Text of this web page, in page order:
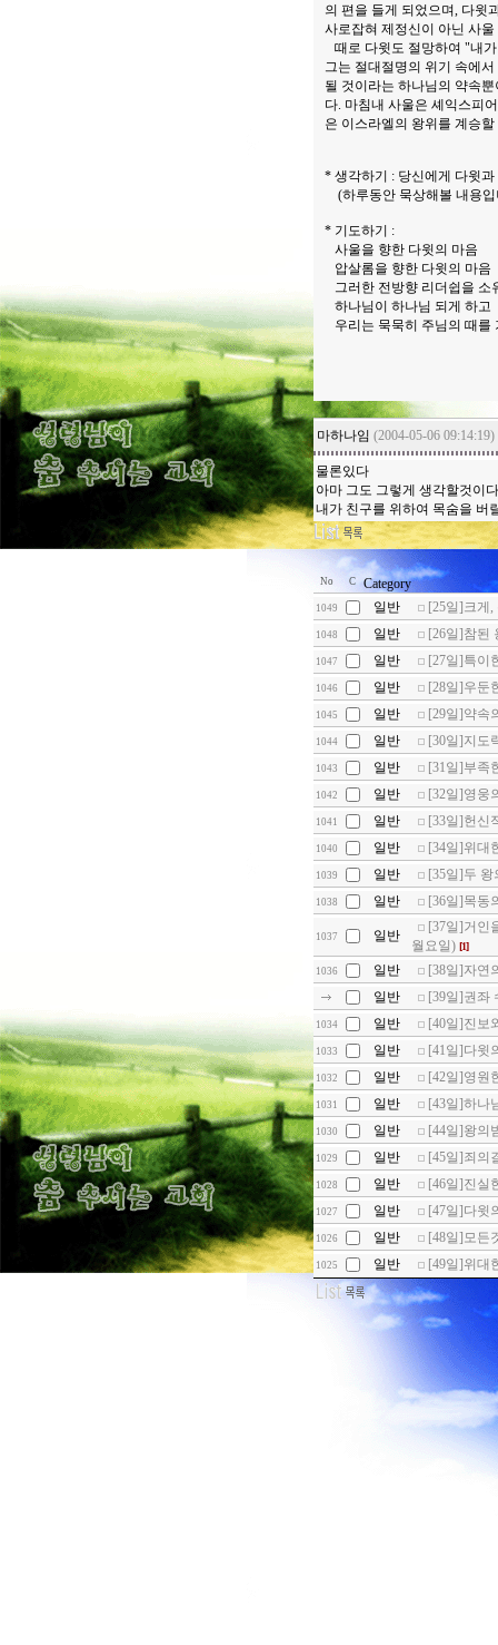
의 편을 들게 되었으며, 다윗
사로잡혀 제정신이 아닌 사
때로 다윗도 절망하여 "내
그는 절대절명의 위기 속에
될 것이라는 하나님의 약속
다. 마침내 사울은 셰익스피
은 이스라엘의 왕위를 계승
* 생각하기 : 당신에게 다윗
(하루동안 묵상해볼 내용입
* 기도하기 :
사울을 향한 다윗의 마음
압살롬을 향한 다윗의 마음
그러한 전방향 리더쉽을 소
하나님이 하나님 되게 하고
우리는 묵묵히 주님의 때
마하나임 (2004-05-06 09:14:19)
물론있다
아마 그도 그렇게 생각할것이다
내가 친구를 위하여 목숨을 버
No C Category
1049 일반 [25일]크게,
1048 일반 [26일]참된
1047 일반 [27일]특이
1046 일반 [28일]우둔
1045 일반 [29일]약속
1044 일반 [30일]지도
1043 일반 [31일]부족
1042 일반 [32일]영웅
1041 일반 [33일]헌신
1040 일반 [34일]위대
1039 일반 [35일]두
1038 일반 [36일]목동
1037 일반
[37일]거인
월요일) [1]
1036 일반
[38일]자연
일반
[39일]권좌
1034 일반 [40일]진보
1033 일반 [41일]다윗
1032 일반 [42일]영원
1031 일반 [43일]하나
1030 일반 [44일]왕의
1029 일반 [45일]죄의
1028 일반 [46일]진실
1027 일반 [47일]다윗
1026 일반 [48일]모든
1025 일반 [49일]위대